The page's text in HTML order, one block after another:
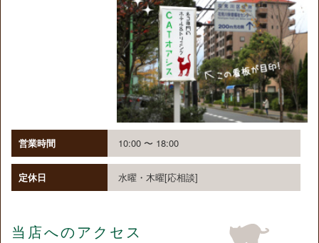
営業時間 10:00 〜 18:00
定休日 水曜・木曜[応相談]
当店へのアクセス